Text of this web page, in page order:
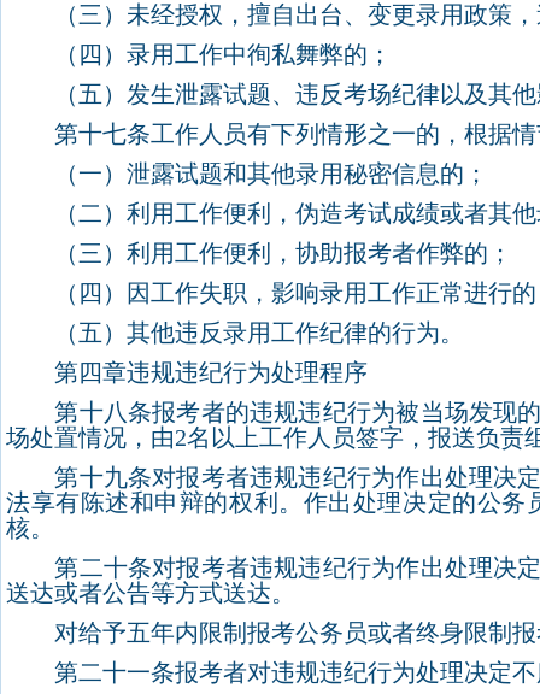
（三）未经授权，擅自出台、变更录用政策，
（四）录用工作中徇私舞弊的；
（五）发生泄露试题、违反考场纪律以及其他
第十七条工作人员有下列情形之一的，根据情
（一）泄露试题和其他录用秘密信息的；
（二）利用工作便利，伪造考试成绩或者其他
（三）利用工作便利，协助报考者作弊的；
（四）因工作失职，影响录用工作正常进行的
（五）其他违反录用工作纪律的行为。
第四章违规违纪行为处理程序
第十八条报考者的违规违纪行为被当场发现的
场处置情况，由2名以上工作人员签字，报送负责
第十九条对报考者违规违纪行为作出处理决定
法享有陈述和申辩的权利。作出处理决定的公
核。
第二十条对报考者违规违纪行为作出处理决定
送达或者公告等方式送达。
对给予五年内限制报考公务员或者终身限制报
第二十一条报考者对违规违纪行为处理决定不